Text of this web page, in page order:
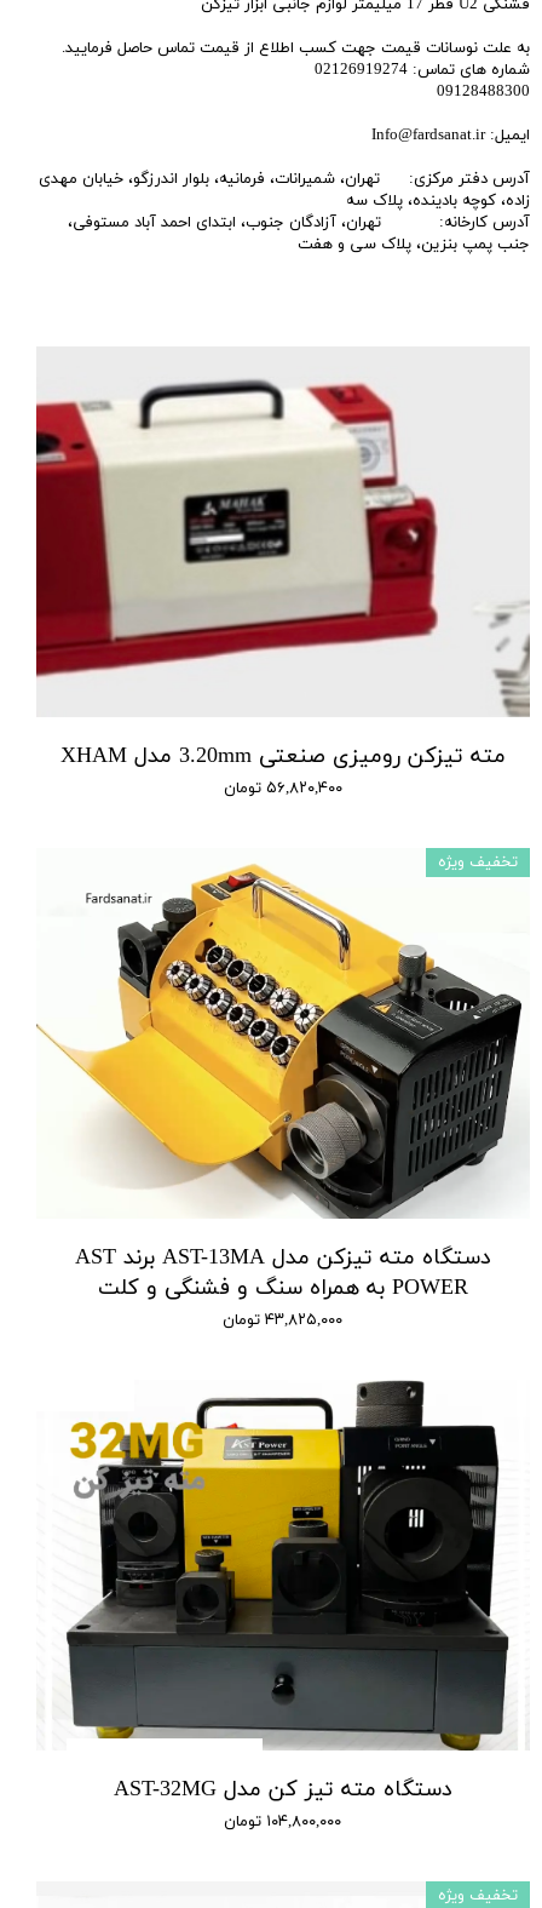
به علت نوسانات قیمت جهت کسب اطلاع از قیمت تماس حاصل فرمایید.
شماره های تماس: 02126919274
09128488300
ایمیل: Info@fardsanat.ir
آدرس دفتر مرکزی: تهران، شمیرانات، فرمانیه، بلوار اندرزگو، خیابان مهدی
زاده، کوچه بادینده، پلاک سه
آدرس کارخانه: تهران، آزادگان جنوب، ابتدای احمد آباد مستوفی،
جنب پمپ بنزین، پلاک سی و هفت
مته تیزکن رومیزی صنعتی 3.20mm مدل XHAM
۵۶,۸۲۰,۴۰۰ تومان
دستگاه مته تیزکن مدل AST-13MA برند AST
POWER به همراه سنگ و فشنگی و کلت
۴۳,۸۲۵,۰۰۰ تومان
تخفیف ویژه
دستگاه مته تیز کن مدل AST-32MG
۱۰۴,۸۰۰,۰۰۰ تومان
تخفیف ویژه